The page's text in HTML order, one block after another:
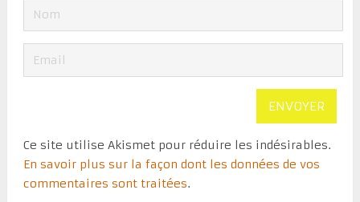
Ce site utilise Akismet pour réduire les indésirables.
En savoir plus sur la façon dont les données de vos
commentaires sont traitées.